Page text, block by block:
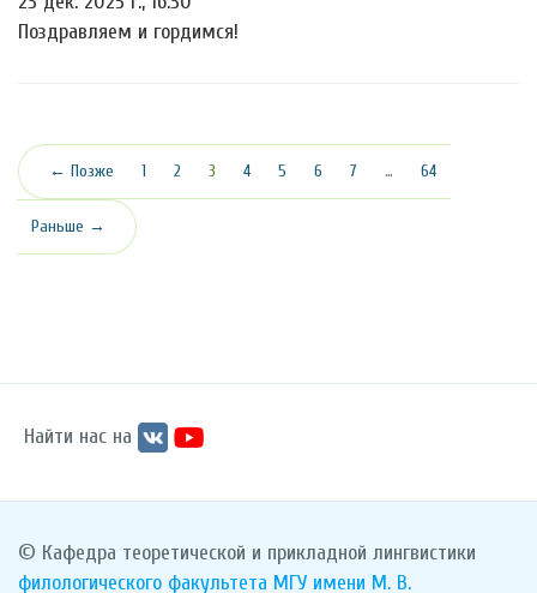
Поздравляем и гордимся!
← Позже 1 2 3 (текущая)
4 5 6 7 … 64
Раньше →
Найти нас на
© Кафедра теоретической и прикладной лингвистики
филологического факультета МГУ имени М. В.